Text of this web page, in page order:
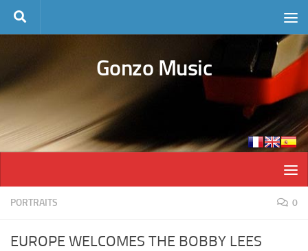
Skip to content
Gonzo Music
PORTRAITS 0
EUROPE WELCOMES THE BOBBY LEES